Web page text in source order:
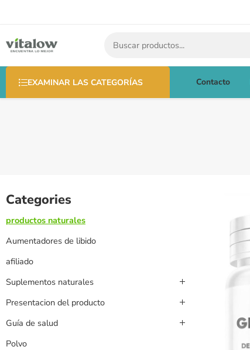
EXAMINAR LAS CATEGORÍAS Contacto
Categories
productos naturales
Aumentadores de libido
afiliado
Suplementos naturales
Presentacion del producto
Guía de salud
Polvo